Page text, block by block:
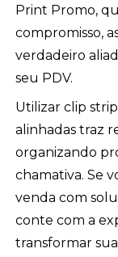
Print Promo,
compromisso,
verdadeiro
seu PDV.
Utilizar clip
alinhadas traz
organizando
chamativa. Se
venda com
conte com a
transformar